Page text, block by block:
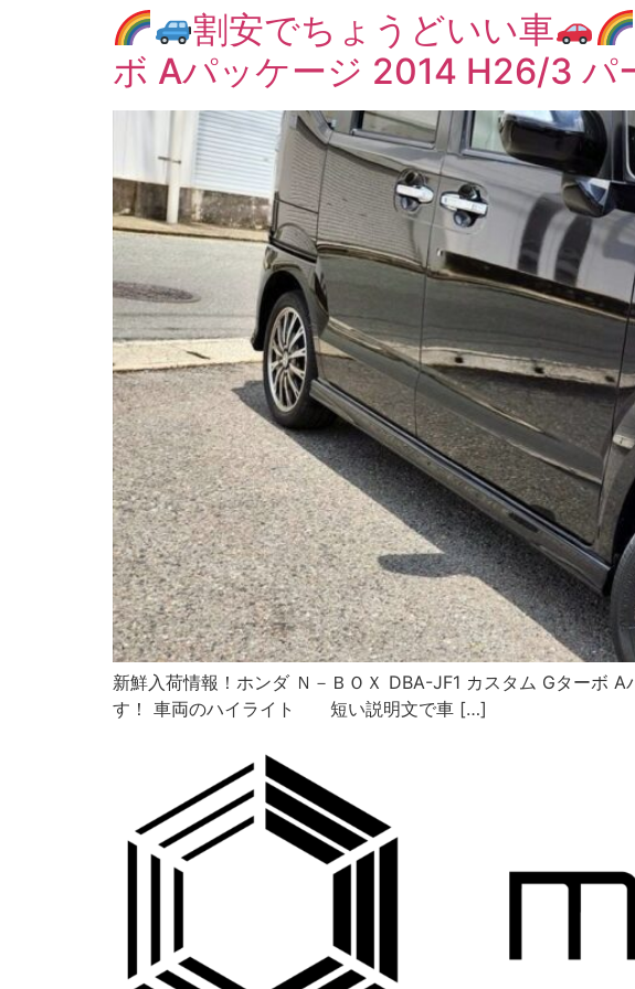
割安でちょうどいい車
ボ Aパッケージ 2014 H26/3 パ
新鮮入荷情報！ホンダ Ｎ－ＢＯＸ DBA-JF1 カスタム Gターボ
す！ 車両のハイライト 短い説明文で車 […]